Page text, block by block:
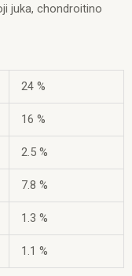
juka, chondroitino
24 %
16 %
2.5 %
7.8 %
1.3 %
1.1 %